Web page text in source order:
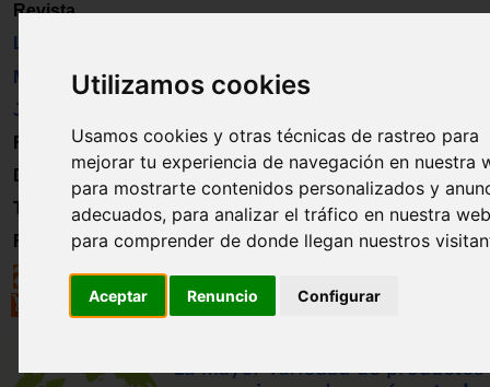
Utilizamos cookies
Usamos cookies y otras técnicas de rastreo para
mejorar tu experiencia de navegación en nuestra
para mostrarte contenidos personalizados y
adecuados, para analizar el tráfico en nuestra
para comprender de donde llegan nuestros
Aceptar Renuncio Configurar
Revista
Libros
Material
Juguetes
Formación
Directorio
Trabajo
Registro